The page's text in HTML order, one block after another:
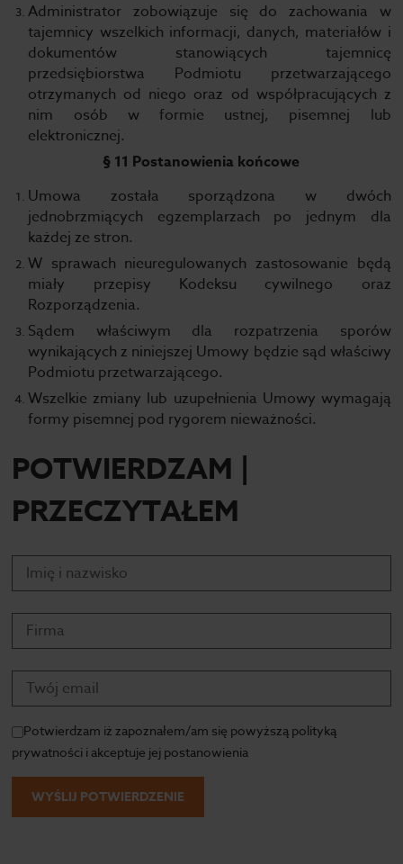
Administrator zobowiązuje się do zachowania w
tajemnicy wszelkich informacji, danych, materiałów i
dokumentów stanowiących tajemnicę
przedsiębiorstwa Podmiotu przetwarzającego
otrzymanych od niego oraz od współpracujących z
nim osób w formie ustnej, pisemnej lub
elektronicznej.
§ 11 Postanowienia końcowe
Umowa została sporządzona w dwóch
jednobrzmiących egzemplarzach po jednym dla
każdej ze stron.
W sprawach nieuregulowanych zastosowanie będą
miały przepisy Kodeksu cywilnego oraz
Rozporządzenia.
Sądem właściwym dla rozpatrzenia sporów
wynikających z niniejszej Umowy będzie sąd właściwy
Podmiotu przetwarzającego.
Wszelkie zmiany lub uzupełnienia Umowy wymagają
formy pisemnej pod rygorem nieważności.
POTWIERDZAM |
PRZECZYTAŁEM
Potwierdzam iż zapoznałem/am się powyższą polityką
prywatności i akceptuje jej postanowienia